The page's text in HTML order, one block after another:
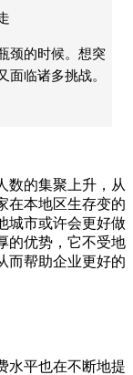
颈的时候。想突
面临诸多挑战。
的集聚上升，从
在本地区生存变的
城市或许会更好做
的优势，它不受地
而帮助企业更好的
平也在不断地提